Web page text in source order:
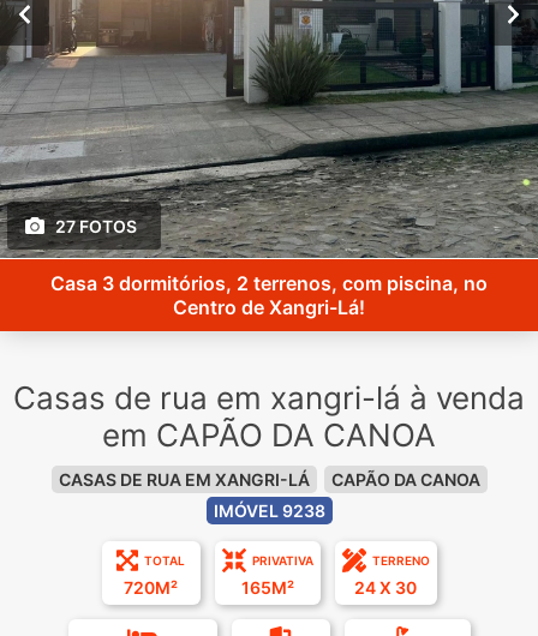
27 FOTOS
Casa 3 dormitórios, 2 terrenos, com piscina, no
Centro de Xangri-Lá!
Casas de rua em xangri-lá à venda
em CAPÃO DA CANOA
CASAS DE RUA EM XANGRI-LÁ
CAPÃO DA CANOA
IMÓVEL 9238
TOTAL
720M²
PRIVATIVA
165M²
TERRENO
24 X 30